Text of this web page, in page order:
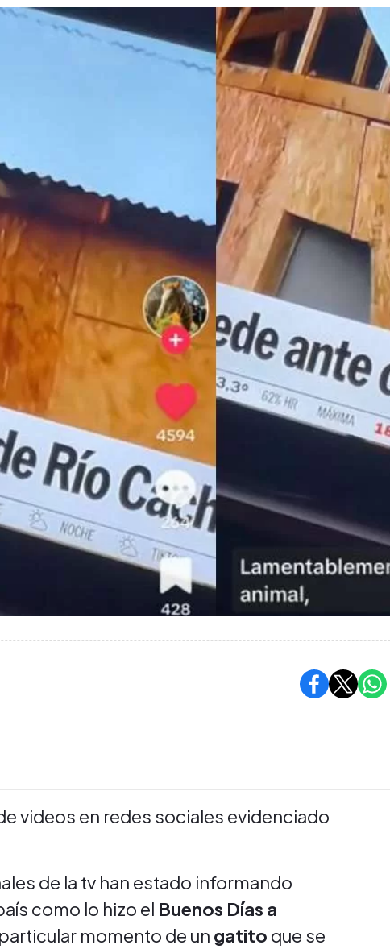
videos en redes sociales evidenciado
de la tv han estado informando
como lo hizo el Buenos Días a
momento de un gatito que se